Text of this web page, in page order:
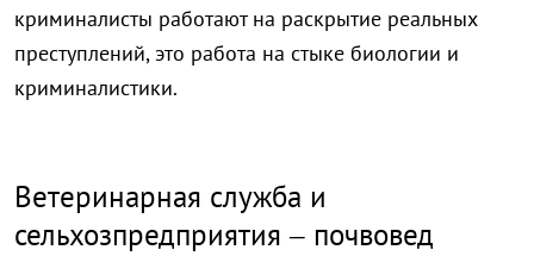
криминалисты работают на раскрытие реальных
преступлений, это работа на стыке биологии и
криминалистики.
Ветеринарная служба и
сельхозпредприятия – почвовед